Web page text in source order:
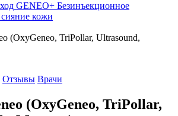
GENEO+ Безинъекционное
кожи
(OxyGeneo, TriPollar, Ultrasound,
Отзывы Врачи
(OxyGeneo, TriPollar,